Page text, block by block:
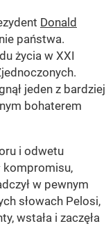
Donald
państwa.
życia w XXI
jeden z bardziej
bohaterem
i odwetu
kompromisu,
w pewnym
słowach Pelosi,
wstała i zaczęła